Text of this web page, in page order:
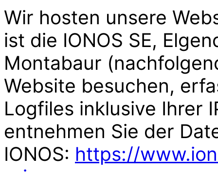
Wir hosten unsere
ist die IONOS SE,
Montabaur
Website besuchen,
Logfiles inklusive Ihrer
entnehmen Sie der
IONOS: https://